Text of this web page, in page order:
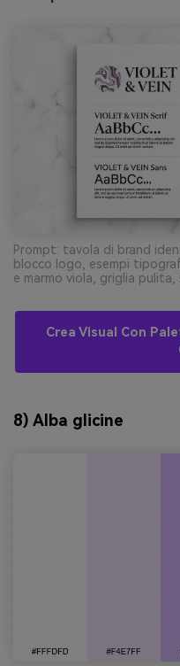
Prompt: tavola di brand
blocco logo, esempi
e marmo viola, griglia
Crea Visual Con
8) Alba glicine